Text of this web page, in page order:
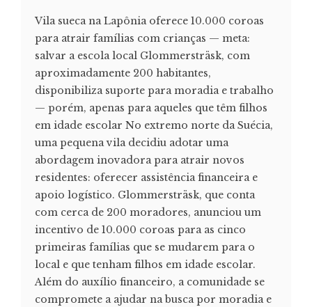
Vila sueca na Lapônia oferece 10.000 coroas
para atrair famílias com crianças — meta:
salvar a escola local Glommersträsk, com
aproximadamente 200 habitantes,
disponibiliza suporte para moradia e trabalho
— porém, apenas para aqueles que têm filhos
em idade escolar No extremo norte da Suécia,
uma pequena vila decidiu adotar uma
abordagem inovadora para atrair novos
residentes: oferecer assistência financeira e
apoio logístico. Glommersträsk, que conta
com cerca de 200 moradores, anunciou um
incentivo de 10.000 coroas para as cinco
primeiras famílias que se mudarem para o
local e que tenham filhos em idade escolar.
Além do auxílio financeiro, a comunidade se
compromete a ajudar na busca por moradia e